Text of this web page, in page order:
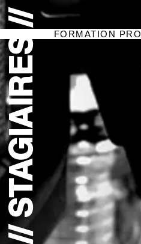
FORMATION PRO
// STAGIAIRES //